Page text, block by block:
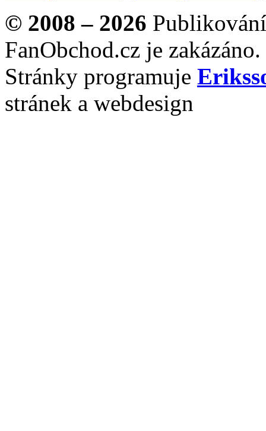
© 2008 – 2026
FanObchod.cz je zakázáno.
Stránky programuje
stránek a webdesign